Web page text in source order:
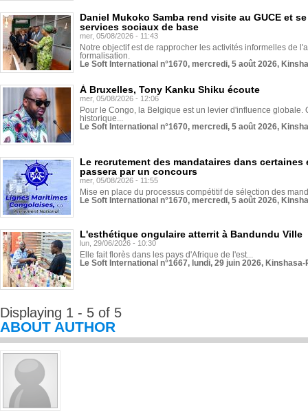
Daniel Mukoko Samba rend visite au GUCE et
services sociaux de base
mer, 05/08/2026 - 11:43
Notre objectif est de rapprocher les activités informelles de
formalisation.
Le Soft International n°1670, mercredi, 5 août 2026,
À Bruxelles, Tony Kanku Shiku écoute
mer, 05/08/2026 - 12:06
Pour le Congo, la Belgique est un levier d'influence globale.
historique...
Le Soft International n°1670, mercredi, 5 août 2026,
Le recrutement des mandataires dans
passera par un concours
mer, 05/08/2026 - 11:55
Mise en place du processus compétitif de sélection des
Le Soft International n°1670, mercredi, 5 août 2026,
L'esthétique ongulaire atterrit à Bandundu Ville
lun, 29/06/2026 - 10:30
Elle fait florès dans les pays d'Afrique de l'est...
Le Soft International n°1667, lundi, 29 juin 2026,
Displaying 1 - 5 of 5
ABOUT AUTHOR